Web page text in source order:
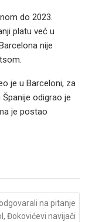
do 2023.
platu već u
nije
je u Barceloni, za
odigrao je
je postao
na pitanje
Đokovićevi navijači